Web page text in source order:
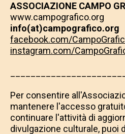
ASSOCIAZIONE CAMPO
www.campografico.org
info(at)campografico.org
facebook.com/
instagram.com/
​​​​​​​Per consentire
mantenere l'accesso
continuare l'attività di
divulgazione culturale, puoi